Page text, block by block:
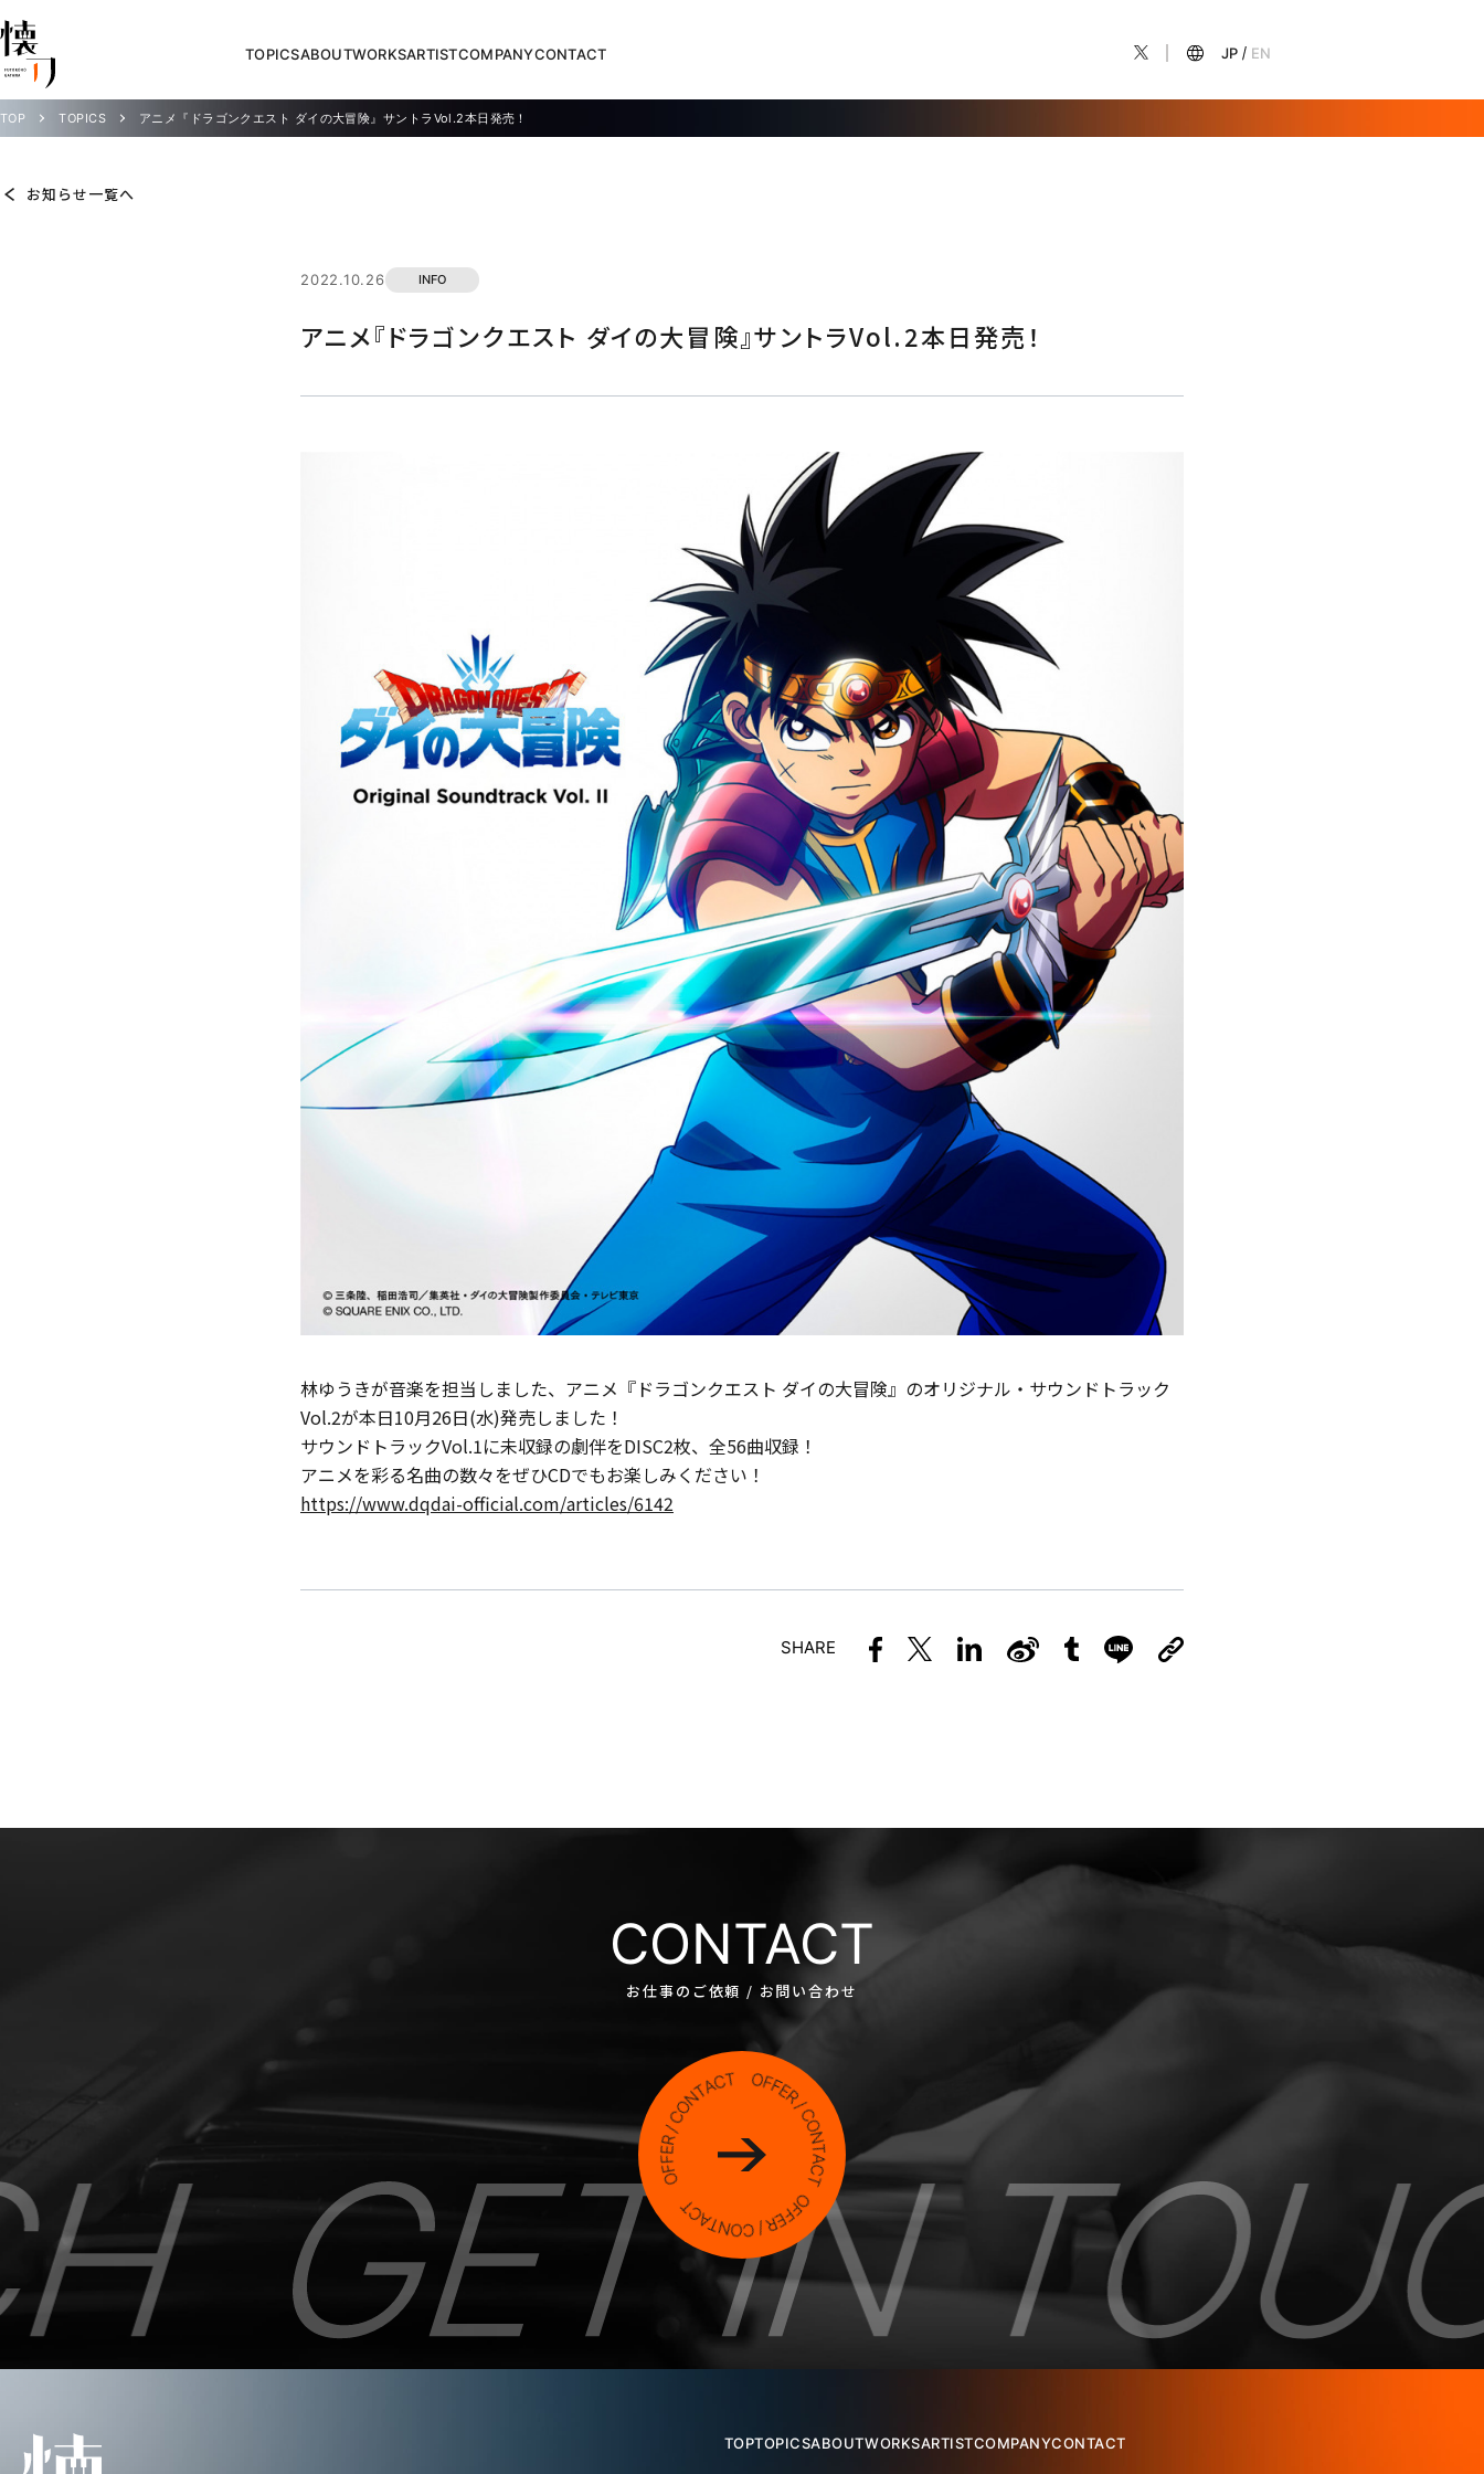
TOPICSABOUTWORKSARTISTCOMPANYCONTACT EN
JP
TOP TOPICS アニメ『ドラゴンクエスト ダイの大冒険』サントラVol.2本日発売！
お知らせ一覧へ
2022.10.26 INFO
アニメ『ドラゴンクエスト ダイの大冒険』サントラVol.2本日発売！
林ゆうきが音楽を担当しました、アニメ『ドラゴンクエスト ダイの大冒険』のオリジナル・サウンドトラック
Vol.2が本日10月26日(水)発売しました！
サウンドトラックVol.1に未収録の劇伴をDISC2枚、全56曲収録！
アニメを彩る名曲の数々をぜひCDでもお楽しみください！
https://www.dqdai-official.com/articles/6142
SHARE
CONTACT
お仕事のご依頼 / お問い合わせ
TOPTOPICSABOUTWORKSARTISTCOMPANYCONTACT